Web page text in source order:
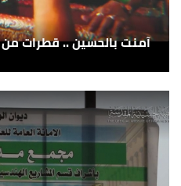
آمنت بالحسين .. قطرات